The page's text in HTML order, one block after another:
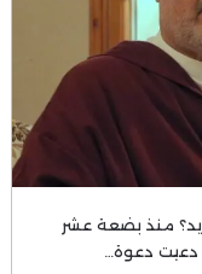
منذ بضعة عشر
دعيت دعوة…